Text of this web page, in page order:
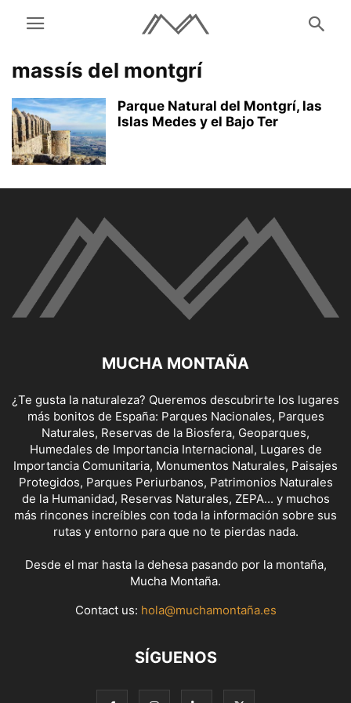
massís del montgrí
Parque Natural del Montgrí, las
Islas Medes y el Bajo Ter
MUCHA MONTAÑA
¿Te gusta la naturaleza? Queremos descubrirte los lugares
más bonitos de España: Parques Nacionales, Parques
Naturales, Reservas de la Biosfera, Geoparques,
Humedales de Importancia Internacional, Lugares de
Importancia Comunitaria, Monumentos Naturales, Paisajes
Protegidos, Parques Periurbanos, Patrimonios Naturales
de la Humanidad, Reservas Naturales, ZEPA... y muchos
más rincones increíbles con toda la información sobre sus
rutas y entorno para que no te pierdas nada.
Desde el mar hasta la dehesa pasando por la montaña,
Mucha Montaña.
Contact us: hola@muchamontaña.es
SÍGUENOS